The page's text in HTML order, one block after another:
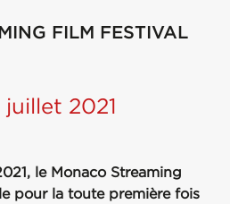
FILM FESTIVAL
2021
le Monaco Streaming
pour la toute première fois